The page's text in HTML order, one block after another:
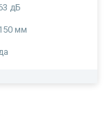
дБ
мм